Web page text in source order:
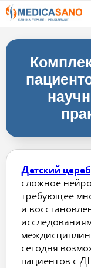
Детский
сложное
требующее
и
сегодня
пациентов с